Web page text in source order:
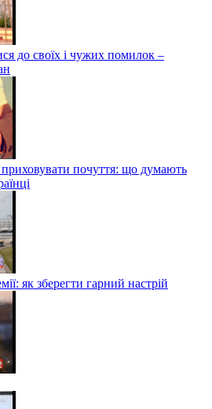
до своїх і чужих помилок –
приховувати почуття: що думають
як зберегти гарний настрій